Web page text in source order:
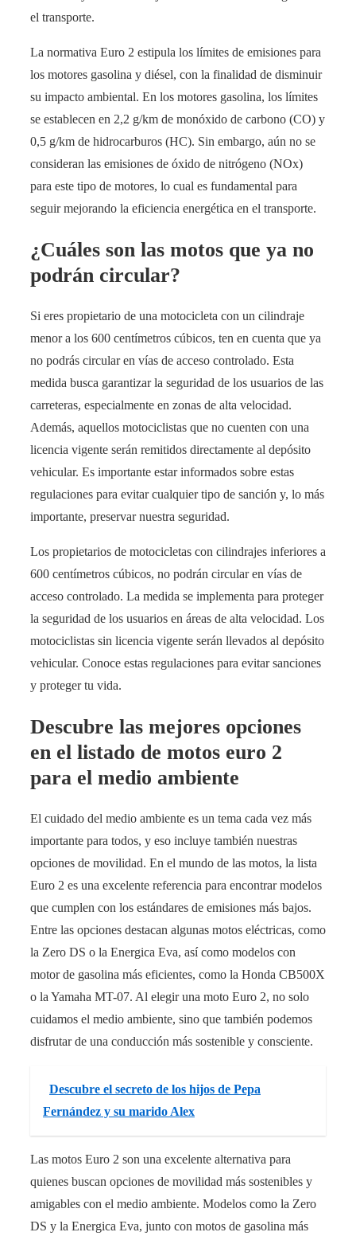
el transporte.
La normativa Euro 2 estipula los límites de emisiones para
los motores gasolina y diésel, con la finalidad de disminuir
su impacto ambiental. En los motores gasolina, los límites
se establecen en 2,2 g/km de monóxido de carbono (CO) y
0,5 g/km de hidrocarburos (HC). Sin embargo, aún no se
consideran las emisiones de óxido de nitrógeno (NOx)
para este tipo de motores, lo cual es fundamental para
seguir mejorando la eficiencia energética en el transporte.
¿Cuáles son las motos que ya no
podrán circular?
Si eres propietario de una motocicleta con un cilindraje
menor a los 600 centímetros cúbicos, ten en cuenta que ya
no podrás circular en vías de acceso controlado. Esta
medida busca garantizar la seguridad de los usuarios de las
carreteras, especialmente en zonas de alta velocidad.
Además, aquellos motociclistas que no cuenten con una
licencia vigente serán remitidos directamente al depósito
vehicular. Es importante estar informados sobre estas
regulaciones para evitar cualquier tipo de sanción y, lo más
importante, preservar nuestra seguridad.
Los propietarios de motocicletas con cilindrajes inferiores a
600 centímetros cúbicos, no podrán circular en vías de
acceso controlado. La medida se implementa para proteger
la seguridad de los usuarios en áreas de alta velocidad. Los
motociclistas sin licencia vigente serán llevados al depósito
vehicular. Conoce estas regulaciones para evitar sanciones
y proteger tu vida.
Descubre las mejores opciones
en el listado de motos euro 2
para el medio ambiente
El cuidado del medio ambiente es un tema cada vez más
importante para todos, y eso incluye también nuestras
opciones de movilidad. En el mundo de las motos, la lista
Euro 2 es una excelente referencia para encontrar modelos
que cumplen con los estándares de emisiones más bajos.
Entre las opciones destacan algunas motos eléctricas, como
la Zero DS o la Energica Eva, así como modelos con
motor de gasolina más eficientes, como la Honda CB500X
o la Yamaha MT-07. Al elegir una moto Euro 2, no solo
cuidamos el medio ambiente, sino que también podemos
disfrutar de una conducción más sostenible y consciente.
Descubre el secreto de los hijos de Pepa
Fernández y su marido Alex
Las motos Euro 2 son una excelente alternativa para
quienes buscan opciones de movilidad más sostenibles y
amigables con el medio ambiente. Modelos como la Zero
DS y la Energica Eva, junto con motos de gasolina más